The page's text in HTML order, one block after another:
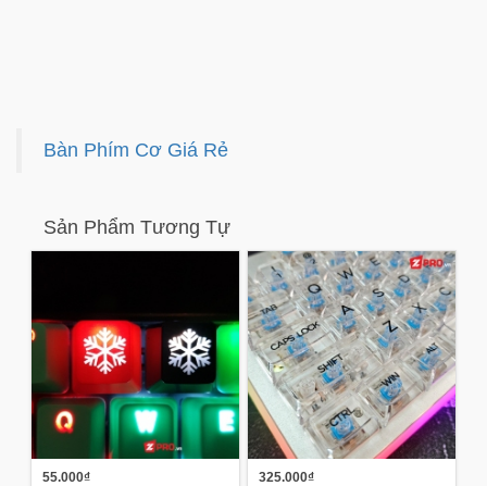
Bàn Phím Cơ Giá Rẻ
Sản Phẩm Tương Tự
55.000₫ 325.000₫